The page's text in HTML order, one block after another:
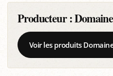
Producteur :
Voir les produits